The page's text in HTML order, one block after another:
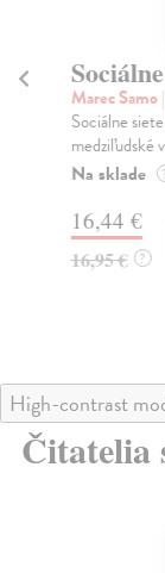
Marec Samo
Sociálne
medziľudské
Na sklade
16,44 €
16,95 € ?
High-contrast
Čitatelia